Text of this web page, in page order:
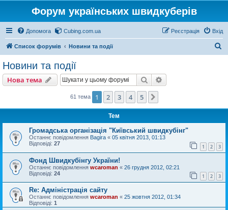
Форум українських швидкуберів
Допомога Cubing.com.ua Вхід
Реєстрація
Список форумів Новини та події
Новини та події
Нова тема Пошук
61 тема 1 2 3 4 5
Тем
Громадська організація "Київський швидкубінг"
Останнє повідомлення Bagira « 05 квітня 2013, 01:13
Відповіді: 27 1 2 3
Фонд Швидкубінгу України!
Останнє повідомлення wcaroman « 26 грудня 2012, 02:21
Відповіді: 24 1 2 3
Re: Адміністрація сайту
Останнє повідомлення wcaroman « 25 жовтня 2012, 01:34
Відповіді: 1